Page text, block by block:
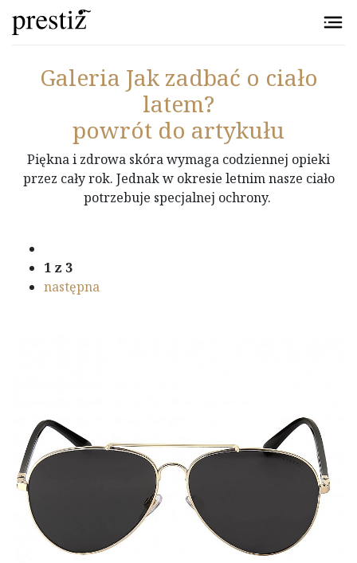
Przejdź do treści
Galeria Jak zadbać o ciało
latem?
powrót do artykułu
Piękna i zdrowa skóra wymaga codziennej opieki
przez cały rok. Jednak w okresie letnim nasze ciało
potrzebuje specjalnej ochrony.
1 z 3
następna